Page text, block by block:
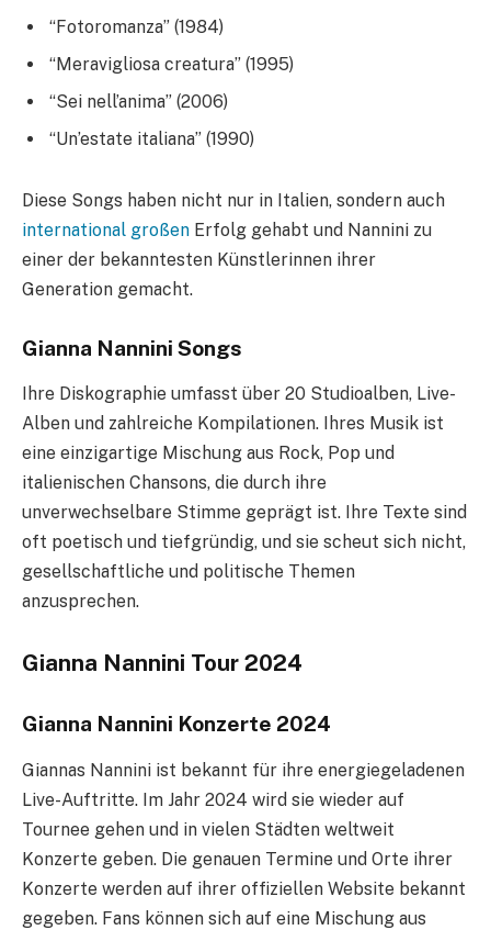
“Fotoromanza” (1984)
“Meravigliosa creatura” (1995)
“Sei nell’anima” (2006)
“Un’estate italiana” (1990)
Diese Songs haben nicht nur in Italien, sondern auch
international großen Erfolg gehabt und Nannini zu
einer der bekanntesten Künstlerinnen ihrer
Generation gemacht.
Gianna Nannini Songs
Ihre Diskographie umfasst über 20 Studioalben, Live-
Alben und zahlreiche Kompilationen. Ihres Musik ist
eine einzigartige Mischung aus Rock, Pop und
italienischen Chansons, die durch ihre
unverwechselbare Stimme geprägt ist. Ihre Texte sind
oft poetisch und tiefgründig, und sie scheut sich nicht,
gesellschaftliche und politische Themen
anzusprechen.
Gianna Nannini Tour 2024
Gianna Nannini Konzerte 2024
Giannas Nannini ist bekannt für ihre energiegeladenen
Live-Auftritte. Im Jahr 2024 wird sie wieder auf
Tournee gehen und in vielen Städten weltweit
Konzerte geben. Die genauen Termine und Orte ihrer
Konzerte werden auf ihrer offiziellen Website bekannt
gegeben. Fans können sich auf eine Mischung aus